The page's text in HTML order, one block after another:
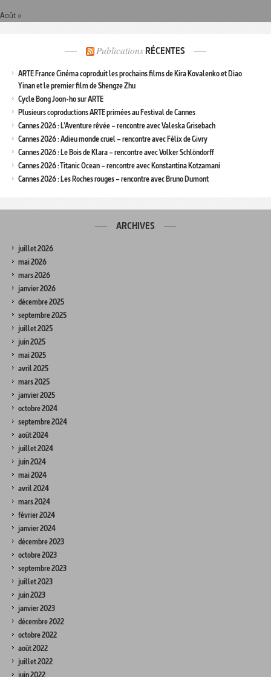
Août »
Publications RÉCENTES
ARTE France Cinéma coproduit les prochains films de Kira Kovalenko et Diao
Yinan et le premier film de Shengze Zhu
Cycle Bong Joon-ho sur ARTE
Plusieurs coproductions ARTE primées au Festival de Cannes
Cannes 2026 : L’Aventure rêvée – rencontre avec Valeska Grisebach
Cannes 2026 : Adieu monde cruel – rencontre avec Félix de Givry
Cannes 2026 : Le Bois de Klara – rencontre avec Volker Schlöndorff
Cannes 2026 : Titanic Ocean – rencontre avec Konstantina Kotzamani
Cannes 2026 : Les Roches rouges – rencontre avec Bruno Dumont
ARCHIVES
juillet 2026
mai 2026
mars 2026
janvier 2026
décembre 2025
septembre 2025
juillet 2025
juin 2025
mai 2025
avril 2025
mars 2025
janvier 2025
octobre 2024
septembre 2024
août 2024
juillet 2024
juin 2024
mai 2024
avril 2024
mars 2024
février 2024
janvier 2024
décembre 2023
octobre 2023
septembre 2023
juillet 2023
juin 2023
janvier 2023
décembre 2022
octobre 2022
août 2022
juillet 2022